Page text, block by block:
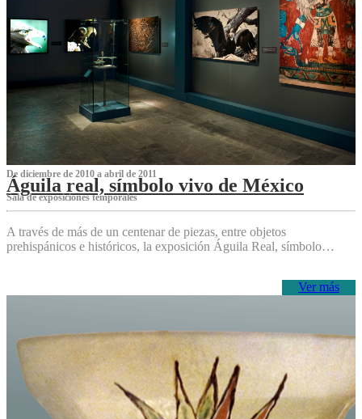
De diciembre de 2010 a abril de 2011
Águila real, símbolo vivo de México
Sala de exposiciones temporales
A través de más de un centenar de piezas, entre objetos
prehispánicos e históricos, la exposición Águila Real, símbolo…
Ver más